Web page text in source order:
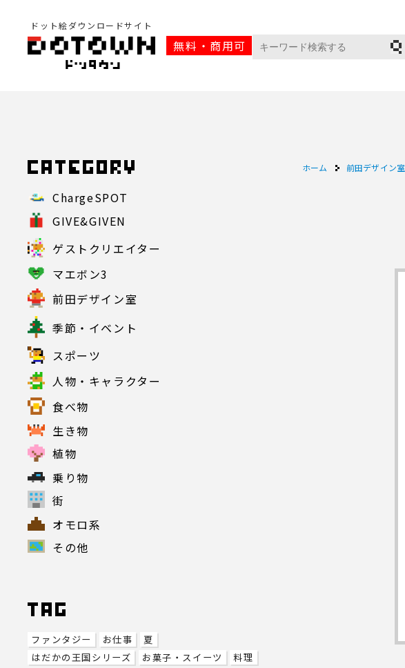
ドット絵ダウンロードサイト
無料・商用可
ChargeSPOT
GIVE&GIVEN
ゲストクリエイター
マエボン3
前田デザイン室
季節・イベント
スポーツ
人物・キャラクター
食べ物
生き物
植物
乗り物
街
オモロ系
その他
ファンタジー お仕事
夏
はだかの王国シリーズ
お菓子・スイーツ
料理
ホーム 前田デザイン室